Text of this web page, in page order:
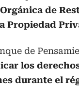
de
Propiedad
de
los
durante el